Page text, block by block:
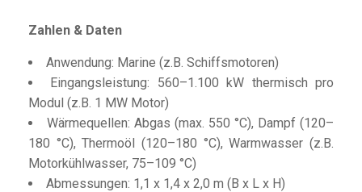
Zahlen & Daten
Anwendung: Marine (z.B. Schiffsmotoren)
Eingangsleistung: 560–1.100 kW thermisch pro
Modul (z.B. 1 MW Motor)
Wärmequellen: Abgas (max. 550 °C), Dampf (120–
180 °C), Thermoöl (120–180 °C), Warmwasser (z.B.
Motorkühlwasser, 75–109 °C)
Abmessungen: 1,1 x 1,4 x 2,0 m (B x L x H)